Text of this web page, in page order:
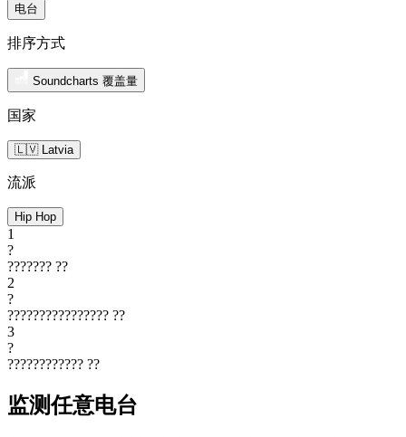
电台
排序方式
Soundcharts 覆盖量
国家
🇱🇻 Latvia
流派
Hip Hop
1
?
??????? ??
2
?
???????????????? ??
3
?
???????????? ??
监测任意电台